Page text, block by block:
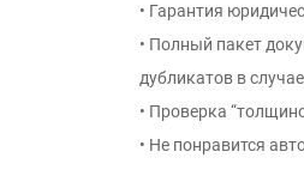
• Гарантия
• Полный пакет
дубликатов в
• Проверка
• Не понравится